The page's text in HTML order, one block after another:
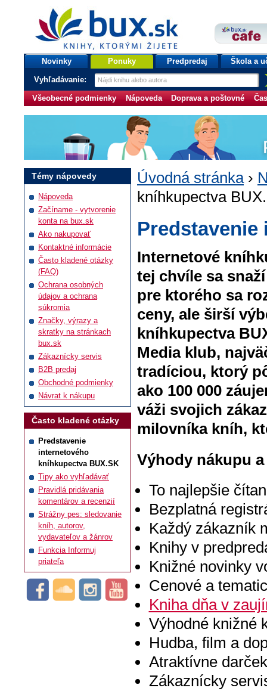
bux.sk
knihy, ktorými žijete
Úvodná stránka
Novinky Ponuky Predpredaj Škola a
Vyhľadávanie:
Všeobecné podmienky Nápoveda Doprava a poštovné
Úvodná stránka›
kníhkupectva
Predstavenie
Internetové
tej chvíle sa
pre ktorého sa
ceny, ale širší
kníhkupectva
Media klub,
tradíciou, ktorý
ako 100 000
váži svojich
milovníka kníh,
Výhody nákupu
To najlepšie
Bezplatná
Každý zákazník
Knihy v
Knižné novinky
Cenové a
Kniha dňa v
Výhodné knižné
Hudba, film a
Atraktívne
Zákaznícky
Témy nápovedy
Nápoveda
Začíname - vytvorenie
konta na bux.sk
Ako nakupovať
Kontaktné informácie
Často kladené otázky
(FAQ)
Ochrana osobných
údajov a ochrana
súkromia
Značky, výrazy a
skratky na stránkach
bux.sk
Zákaznícky servis
B2B predaj
Obchodné podmienky
Návrat k nákupu
Často kladené otázky
Predstavenie
internetového
kníhkupectva BUX.SK
Tipy ako vyhľadávať
Pravidlá pridávania
komentárov a recenzií
Strážny pes: sledovanie
kníh, autorov,
vydavateľov a žánrov
Funkcia Informuj
priateľa